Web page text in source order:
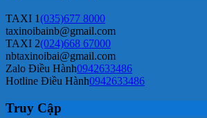
TAXI 1(035)677 8000
taxinoibainb@gmail.com
TAXI 2(024)668 67000
nbtaxinoibai@gmail.com
Zalo Điều Hành0942633486
Hotline Điều Hành0942633486
Truy Cập